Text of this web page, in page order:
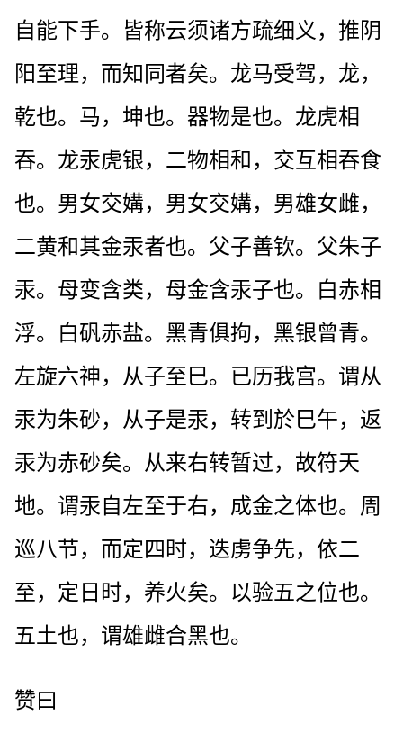
自能下手。皆称云须诸方疏细义，推阴
阳至理，而知同者矣。龙马受驾，龙，
乾也。马，坤也。器物是也。龙虎相
吞。龙汞虎银，二物相和，交互相吞食
也。男女交媾，男女交媾，男雄女雌，
二黄和其金汞者也。父子善钦。父朱子
汞。母变含类，母金含汞子也。白赤相
浮。白矾赤盐。黑青俱拘，黑银曾青。
左旋六神，从子至巳。已历我宫。谓从
汞为朱砂，从子是汞，转到於巳午，返
汞为赤砂矣。从来右转暂过，故符天
地。谓汞自左至于右，成金之体也。周
巡八节，而定四时，迭虏争先，依二
至，定日时，养火矣。以验五之位也。
五土也，谓雄雌合黑也。
赞曰